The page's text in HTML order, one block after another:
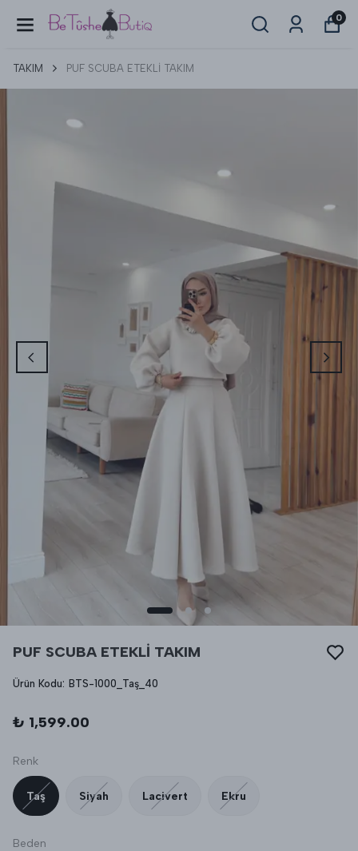
0
TAKIM PUF SCUBA ETEKLİ TAKIM
PUF SCUBA ETEKLİ TAKIM
Ürün Kodu: BTS-1000_Taş_40
₺ 1,599.00
Renk
Taş Siyah Lacivert Ekru
Beden